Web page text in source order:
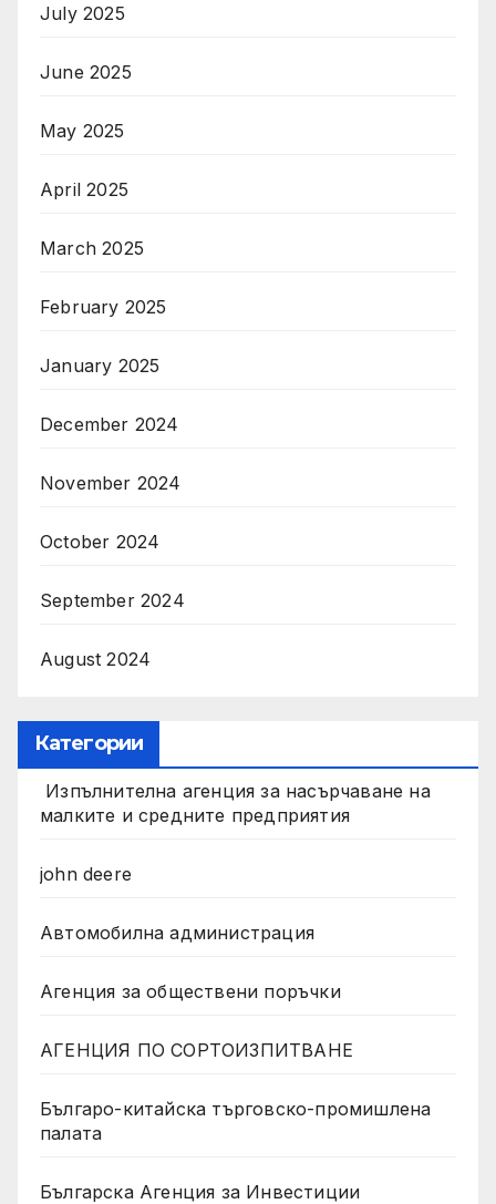
July 2025
June 2025
May 2025
April 2025
March 2025
February 2025
January 2025
December 2024
November 2024
October 2024
September 2024
August 2024
Категории
Изпълнителна агенция за насърчаване на
малките и средните предприятия
john deere
Автомобилна администрация
Агенция за обществени поръчки
АГЕНЦИЯ ПО СОРТОИЗПИТВАНЕ
Българо-китайска търговско-промишлена
палата
Българска Агенция за Инвестиции